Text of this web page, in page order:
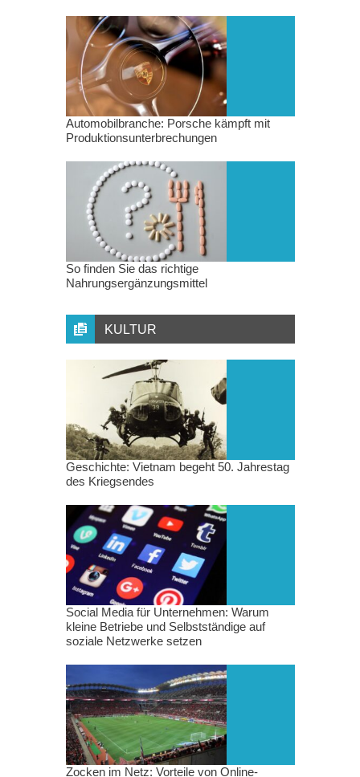
Automobilbranche: Porsche kämpft mit
Produktionsunterbrechungen
So finden Sie das richtige
Nahrungsergänzungsmittel
KULTUR
Geschichte: Vietnam begeht 50. Jahrestag
des Kriegsendes
Social Media für Unternehmen: Warum
kleine Betriebe und Selbstständige auf
soziale Netzwerke setzen
Zocken im Netz: Vorteile von Online-